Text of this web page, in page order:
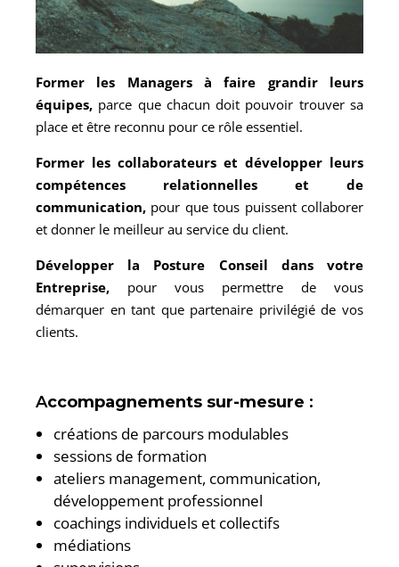
Former les Managers à faire grandir leurs
équipes, parce que chacun doit pouvoir trouver sa
place et être reconnu pour ce rôle essentiel.
Former les collaborateurs et développer leurs
compétences relationnelles et de
communication, pour que tous puissent collaborer
et donner le meilleur au service du client.
Développer la Posture Conseil dans votre
Entreprise, pour vous permettre de vous
démarquer en tant que partenaire privilégié de vos
clients.
Accompagnements sur-mesure :
créations de parcours modulables
sessions de formation
ateliers management, communication,
développement professionnel
coachings individuels et collectifs
médiations